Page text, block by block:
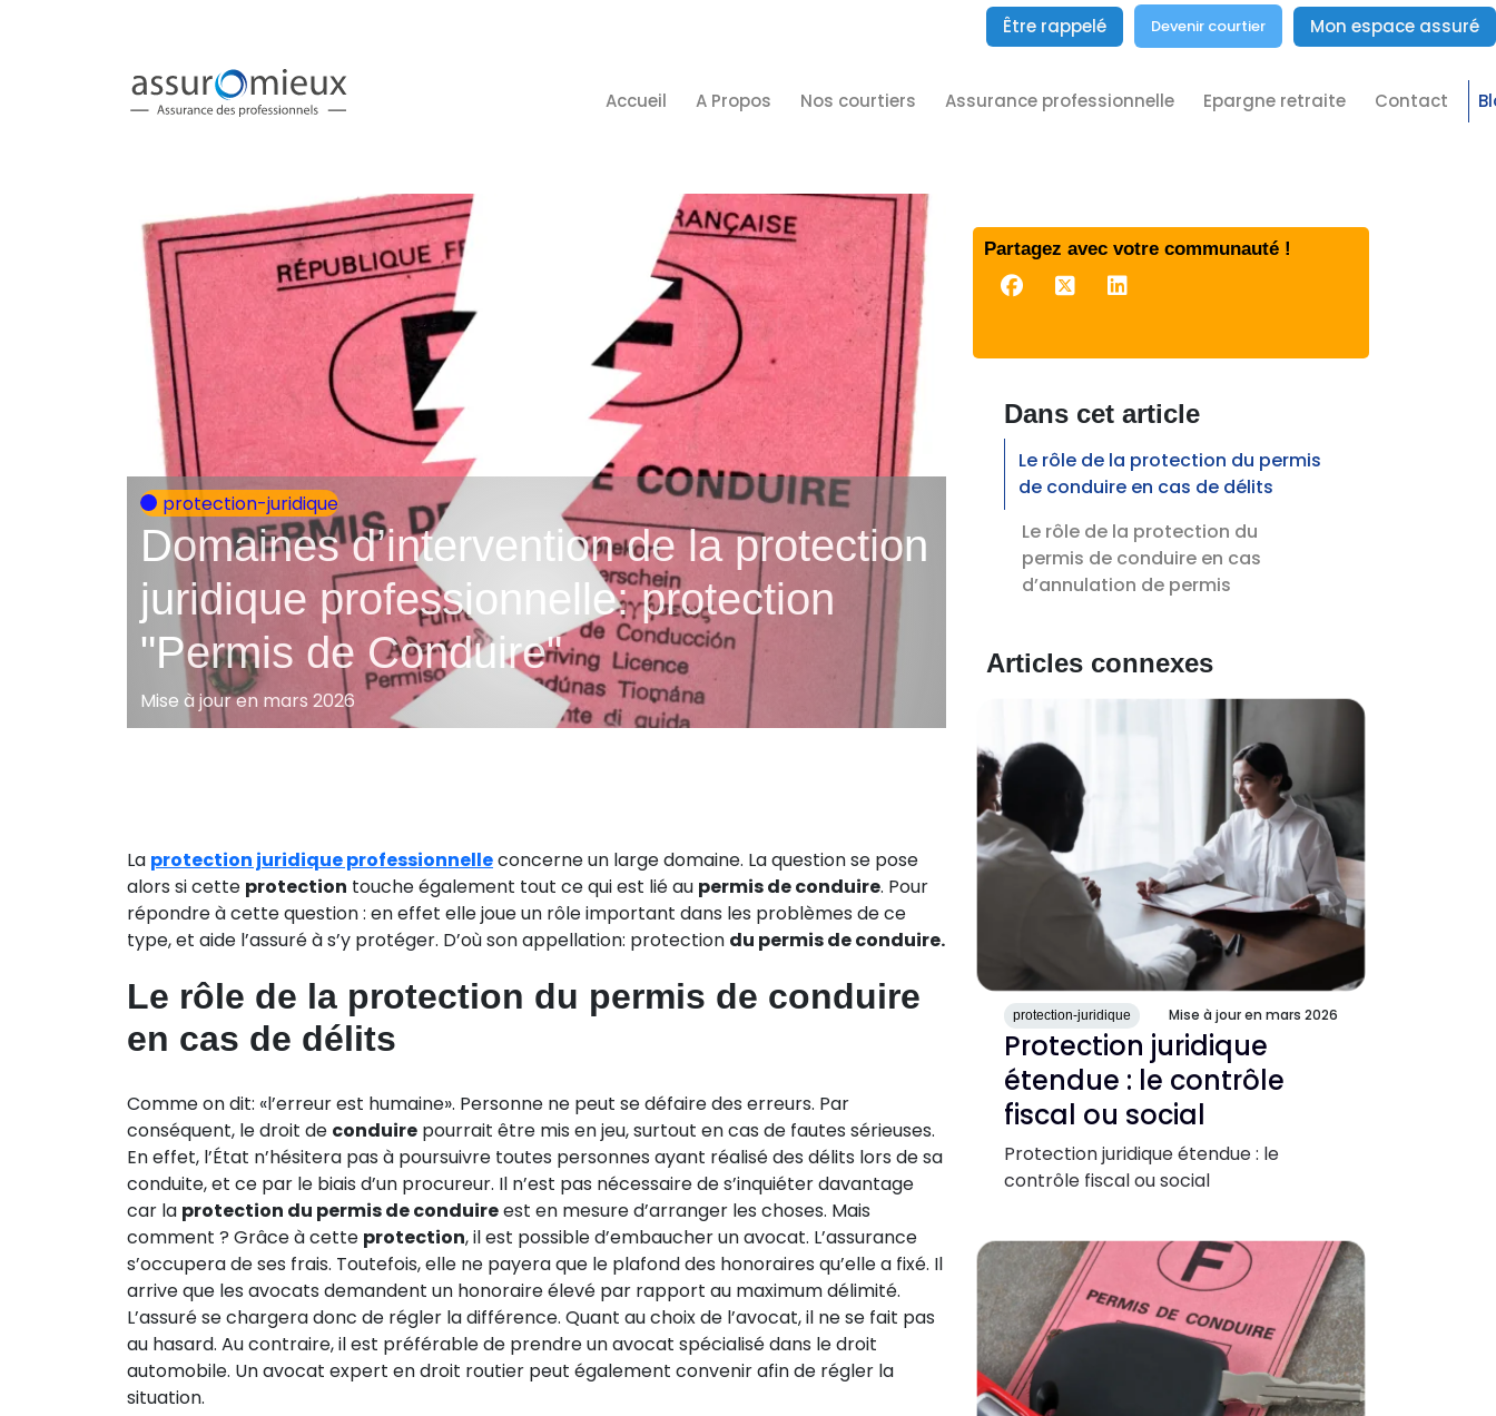
Être rappelé Devenir courtier Mon espace assuré
Accueil A Propos Nos courtiers Assurance professionnelle Epargne retraite Contact
protection-juridique
Domaines d’intervention de la protection
juridique professionnelle: protection
"Permis de Conduire"
Mise à jour en mars 2026
La protection juridique professionnelleconcerne un large domaine. La question se pose
alors si cette protection touche également tout ce qui est lié au permis de conduire. Pour
répondre à cette question : en effet elle joue un rôle important dans les problèmes de ce
type, et aide l’assuré à s’y protéger. D’où son appellation: protection du permis de conduire.
Le rôle de la protection du permis de conduire
en cas de délits
Comme on dit: «l’erreur est humaine». Personne ne peut se défaire des erreurs. Par
conséquent, le droit de conduire pourrait être mis en jeu, surtout en cas de fautes sérieuses.
En effet, l’État n’hésitera pas à poursuivre toutes personnes ayant réalisé des délits lors de sa
conduite, et ce par le biais d’un procureur. Il n’est pas nécessaire de s’inquiéter davantage
car la protection du permis de conduireest en mesure d’arranger les choses. Mais
comment ? Grâce à cette protection, il est possible d’embaucher un avocat. L’assurance
s’occupera de ses frais. Toutefois, elle ne payera que le plafond des honoraires qu’elle a fixé. Il
arrive que les avocats demandent un honoraire élevé par rapport au maximum délimité.
L’assuré se chargera donc de régler la différence. Quant au choix de l’avocat, il ne se fait pas
au hasard. Au contraire, il est préférable de prendre un avocat spécialisé dans le droit
automobile. Un avocat expert en droit routier peut également convenir afin de régler la
situation.
Partagez avec votre communauté !
Dans cet article
Le rôle de la protection du permis
de conduire en cas de délits
Le rôle de la protection du
permis de conduire en cas
d’annulation de permis
Articles connexes
protection-juridique Mise à jour en mars 2026
Protection juridique
étendue : le contrôle
fiscal ou social
Protection juridique étendue : le
contrôle fiscal ou social